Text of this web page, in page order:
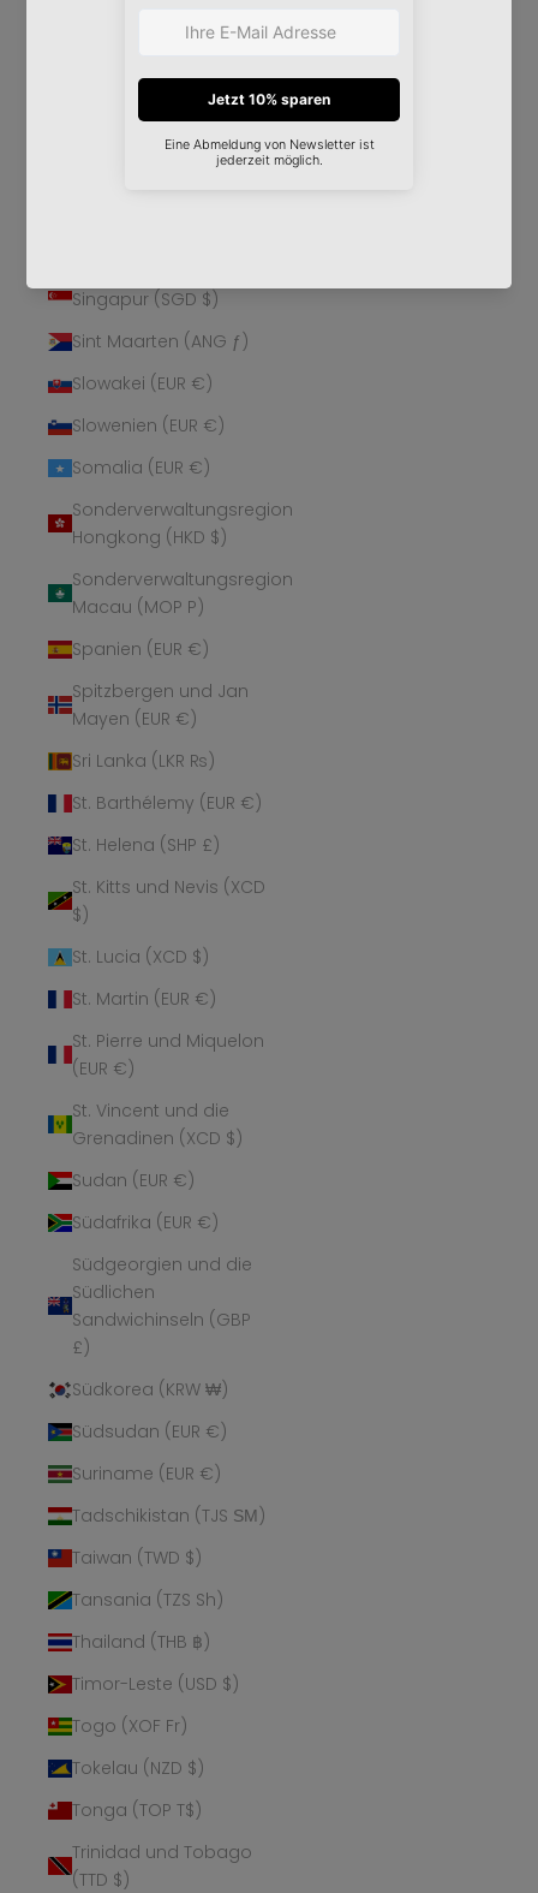
Schweiz (CHF CHF)
Senegal (XOF Fr)
Seychellen (EUR €)
Singapur (SGD $)
Sint Maarten (ANG ƒ)
Slowakei (EUR €)
Slowenien (EUR €)
Somalia (EUR €)
Sonderverwaltungsregion
Hongkong (HKD $)
Sonderverwaltungsregion
Macau (MOP P)
Spanien (EUR €)
Spitzbergen und Jan
Mayen (EUR €)
Sri Lanka (LKR ₨)
St. Barthélemy (EUR €)
St. Helena (SHP £)
St. Kitts und Nevis (XCD
$)
St. Lucia (XCD $)
St. Martin (EUR €)
St. Pierre und Miquelon
(EUR €)
St. Vincent und die
Grenadinen (XCD $)
Sudan (EUR €)
Südafrika (EUR €)
Südgeorgien und die
Südlichen
Sandwichinseln (GBP
£)
Südkorea (KRW ₩)
Südsudan (EUR €)
Suriname (EUR €)
Tadschikistan (TJS ЅМ)
Taiwan (TWD $)
Tansania (TZS Sh)
Thailand (THB ฿)
Timor-Leste (USD $)
Togo (XOF Fr)
Tokelau (NZD $)
Tonga (TOP T$)
Trinidad und Tobago
(TTD $)